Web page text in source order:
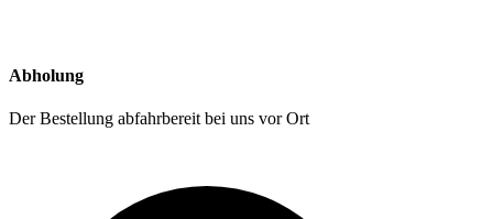
Abholung
Der Bestellung abfahrbereit bei uns vor Ort